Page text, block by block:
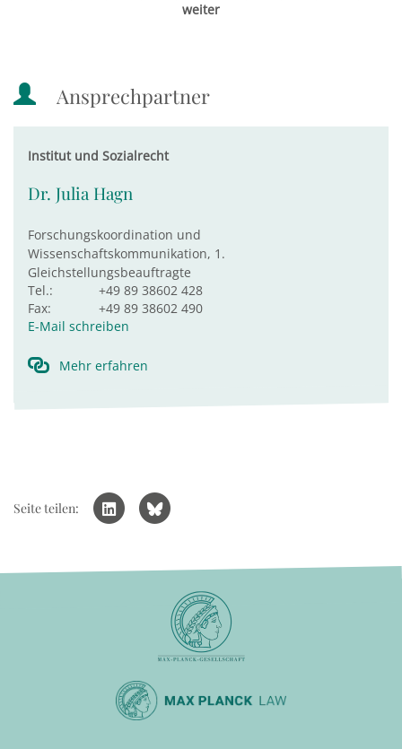
weiter
Ansprechpartner
Institut und Sozialrecht
Dr. Julia Hagn
Forschungskoordination und
Wissenschaftskommunikation, 1.
Gleichstellungsbeauftragte
Tel.:
+49 89 38602 428
Fax:
+49 89 38602 490
E-Mail schreiben
Mehr erfahren
Seite teilen: